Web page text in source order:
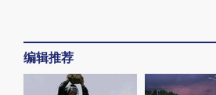
编辑推荐